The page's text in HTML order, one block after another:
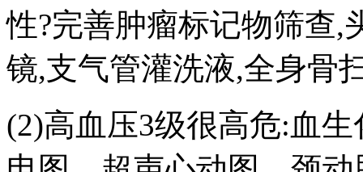
性?完善肿瘤标记物筛查,
镜,支气管灌洗液,全身骨
(2)高血压3级很高危:血